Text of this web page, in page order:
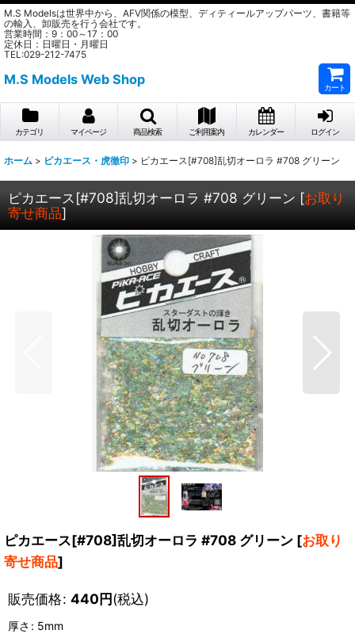
M.S Modelsは世界中から、AFV関係の模型、ディティールアップパーツ、書籍等
の輸入、卸販売を行う会社です。
営業時間：9：00～17：00
定休日：日曜日・月曜日
TEL:029-212-7475
M.S Models Web Shop
カート
カテゴリ マイページ 商品検索 ご利用案内 カレンダー ログイン
ホーム > ピカエース・虎徹印 > ピカエース[#708]乱切オーロラ #708 グリーン
ピカエース[#708]乱切オーロラ #708 グリーン [お取り
寄せ商品]
ピカエース[#708]乱切オーロラ #708 グリーン [お取り
寄せ商品]
販売価格: 440円(税込)
厚さ : 5mm